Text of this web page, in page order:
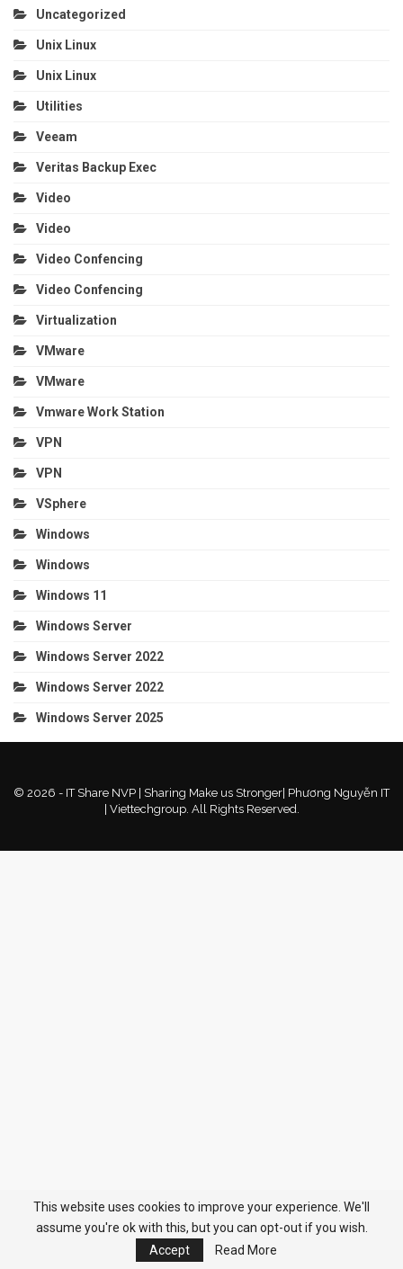
Uncategorized
Unix Linux
Unix Linux
Utilities
Veeam
Veritas Backup Exec
Video
Video
Video Confencing
Video Confencing
Virtualization
VMware
VMware
Vmware Work Station
VPN
VPN
VSphere
Windows
Windows
Windows 11
Windows Server
Windows Server 2022
Windows Server 2022
Windows Server 2025
© 2026 - IT Share NVP | Sharing Make us Stronger| Phương Nguyễn IT
| Viettechgroup. All Rights Reserved.
This website uses cookies to improve your experience. We'll
assume you're ok with this, but you can opt-out if you wish.
Accept
Read More